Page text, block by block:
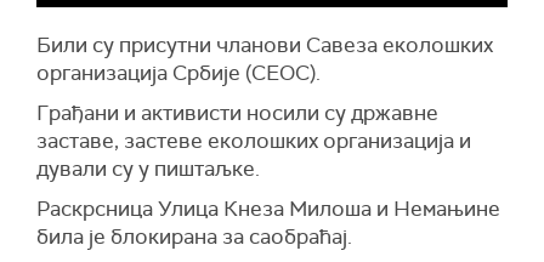
Били су присутни чланови Савеза еколошких
организација Србије (СЕОС).
Грађани и активисти носили су државне
заставе, застеве еколошких организација и
дували су у пиштаљке.
Раскрсница Улица Кнеза Милоша и Немањине
била је блокирана за саобраћај.